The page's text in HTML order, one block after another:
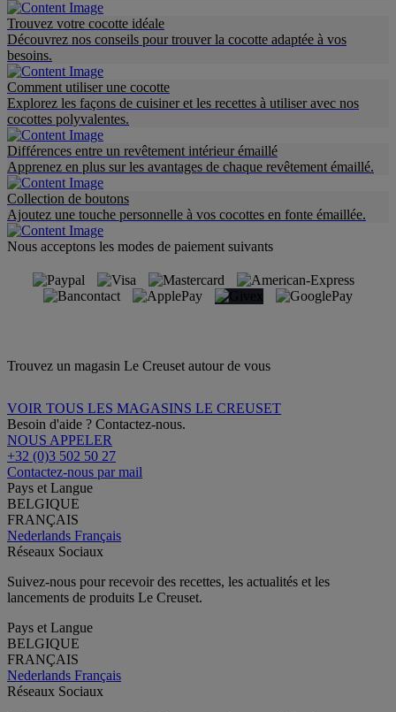
Trouvez votre cocotte idéale
Découvrez nos conseils pour trouver la cocotte adaptée à vos
besoins.
Comment utiliser une cocotte
Explorez les façons de cuisiner et les recettes à utiliser avec nos
cocottes polyvalentes.
Différences entre un revêtement intérieur émaillé
Apprenez en plus sur les avantages de chaque revêtement émaillé.
Collection de boutons
Ajoutez une touche personnelle à vos cocottes en fonte émaillée.
Nous acceptons les modes de paiement suivants
Trouvez un magasin Le Creuset autour de vous
VOIR TOUS LES MAGASINS LE CREUSET
Besoin d'aide ? Contactez-nous.
NOUS APPELER
+32 (0)3 502 50 27
Contactez-nous par mail
Pays et Langue
BELGIQUE
FRANÇAIS
Nederlands Français
Réseaux Sociaux
Suivez-nous pour recevoir des recettes, les actualités et les
lancements de produits Le Creuset.
Pays et Langue
BELGIQUE
FRANÇAIS
Nederlands Français
Réseaux Sociaux